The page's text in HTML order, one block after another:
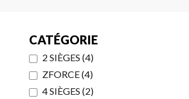
CATÉGORIE
2 SIÈGES (4)
ZFORCE(4)
4 SIÈGES (2)